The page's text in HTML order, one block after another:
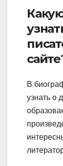
В
узнать о